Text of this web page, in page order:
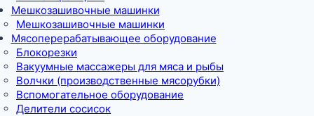
Мешкозашивочные машинки
Мешкозашивочные машинки
Мясоперерабатывающее оборудование
Блокорезки
Вакуумные массажеры для мяса и рыбы
Волчки (производственные мясорубки)
Вспомогательное оборудование
Делители сосисок